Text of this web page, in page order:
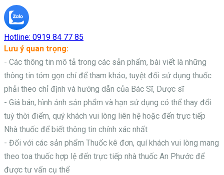
Hotline: 0919 84 77 85
Lưu ý quan trọng:
- Các thông tin mô tả trong các sản phẩm, bài viết là những
thông tin tóm gọn chỉ để tham khảo, tuyệt đối sử dụng thuốc
phải theo chỉ định và hướng dẫn của Bác Sĩ, Dược sĩ
- Giá bán, hình ảnh sản phẩm và hạn sử dụng có thể thay đổi
tuỳ thời điểm, quý khách vui lòng liên hệ hoặc đến trực tiếp
Nhà thuốc để biết thông tin chính xác nhất
- Đối với các sản phẩm Thuốc kê đơn, quí khách vui lòng mang
theo toa thuốc hợp lệ đến trực tiếp nhà thuốc An Phước để
được tư vấn cụ thể